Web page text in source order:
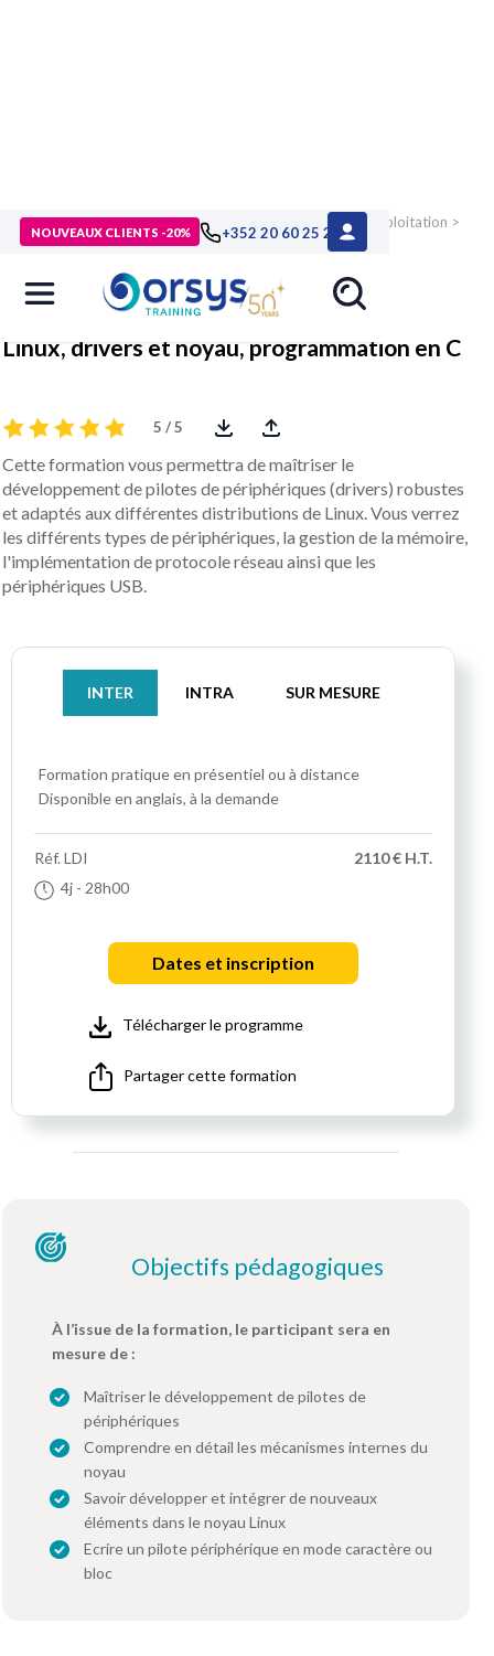
NOUVEAUX CLIENTS -20% +352 20 60 25 26
> Formations>Technologies numériques Systèmes d'exploitation >
Linux, Unix, MacOS>Formation Linux, drivers et noyau,
programmation en C
Linux, drivers et noyau, programmation en C
5 / 5
Cette formation vous permettra de maîtriser le
développement de pilotes de périphériques (drivers) robustes
et adaptés aux différentes distributions de Linux. Vous verrez
les différents types de périphériques, la gestion de la mémoire,
l'implémentation de protocole réseau ainsi que les
périphériques USB.
INTER INTRA SUR MESURE
Formation pratique en présentiel ou à distance
Disponible en anglais, à la demande
Réf.LDI
4j - 28h00
2110 € H.T.
Dates et inscription
Télécharger le programme
Partager cette formation
Objectifs pédagogiques
À l’issue de la formation, le participant sera en
mesure de :
Maîtriser le développement de pilotes de
périphériques
Comprendre en détail les mécanismes internes du
noyau
Savoir développer et intégrer de nouveaux
éléments dans le noyau Linux
Ecrire un pilote périphérique en mode caractère ou
bloc